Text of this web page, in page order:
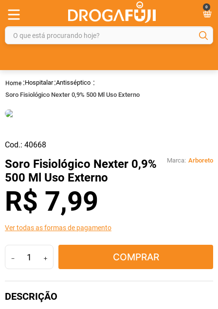
0
O que está procurando hoje?
Hospitalar Antisséptico
Soro Fisiológico Nexter 0,9% 500 Ml Uso Externo
Cod.: 40668
Soro Fisiológico Nexter 0,9%
500 Ml Uso Externo
Marca: Arboreto
R$ 7,99
Ver todas as formas de pagamento
＋
－ COMPRAR
2º
gelmax
3º
5º
protetor solar
6º
dipirona
7º
shampoo
8º
fraldas geriátricas
9º
sveda
10º amoxicilina clavulanato